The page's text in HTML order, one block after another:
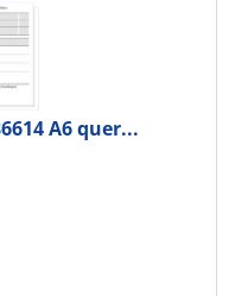
A6 quer...